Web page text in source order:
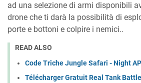
ad una selezione di armi disponibili
drone che ti darà la possibilità di
porte e bottoni e colpire i nemici..
READ ALSO
Code Triche Jungle Safari - Night
Télécharger Gratuit Real Tank